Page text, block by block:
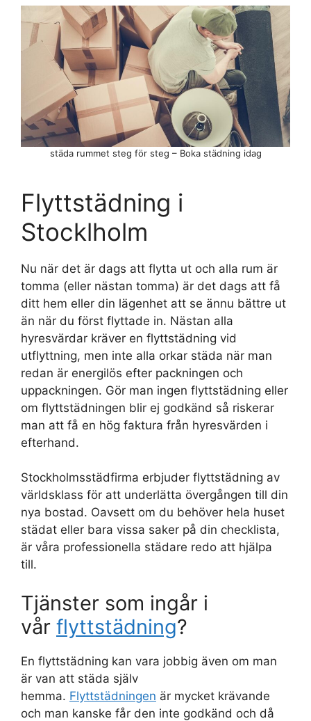
Flyttstädning i
Stocklholm
Nu när det är dags att flytta ut och alla rum är
tomma (eller nästan tomma) är det dags att få
ditt hem eller din lägenhet att se ännu bättre ut
än när du först flyttade in. Nästan alla
hyresvärdar kräver en flyttstädning vid
utflyttning, men inte alla orkar städa när man
redan är energilös efter packningen och
uppackningen. Gör man ingen flyttstädning eller
om flyttstädningen blir ej godkänd så riskerar
man att få en hög faktura från hyresvärden i
efterhand.
Stockholmsstädfirma erbjuder flyttstädning av
världsklass för att underlätta övergången till din
nya bostad. Oavsett om du behöver hela huset
städat eller bara vissa saker på din checklista,
är våra professionella städare redo att hjälpa
till.
Tjänster som ingår i
vår flyttstädning?
En flyttstädning kan vara jobbig även om man
är van att städa själv
hemma. Flyttstädningen är mycket krävande
och man kanske får den inte godkänd och då
städa rummet steg för steg – Boka städning idag